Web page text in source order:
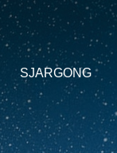
SJARGONG